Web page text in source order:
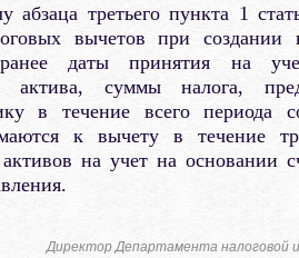
абзаца третьего пункта 1
вычетов при создании
даты принятия на
актива, суммы налога,
в течение всего периода
к вычету в течение
на учет на основании
Директор Департамента налоговой